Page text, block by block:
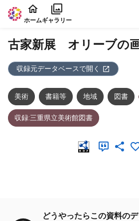
本文に飛ぶ
ホームギャラリー
古家新展 オリーブの
収録元データベースで開く
美術 書籍等 地域 図書
収録:三重県立美術館図書
どうやったらこの資料の